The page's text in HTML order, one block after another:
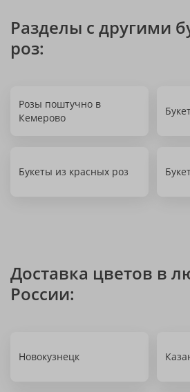
Разделы с другими
роз:
Розы поштучно в
Кемерово
Букеты из красных роз
Доставка цветов в
России:
Новокузнецк